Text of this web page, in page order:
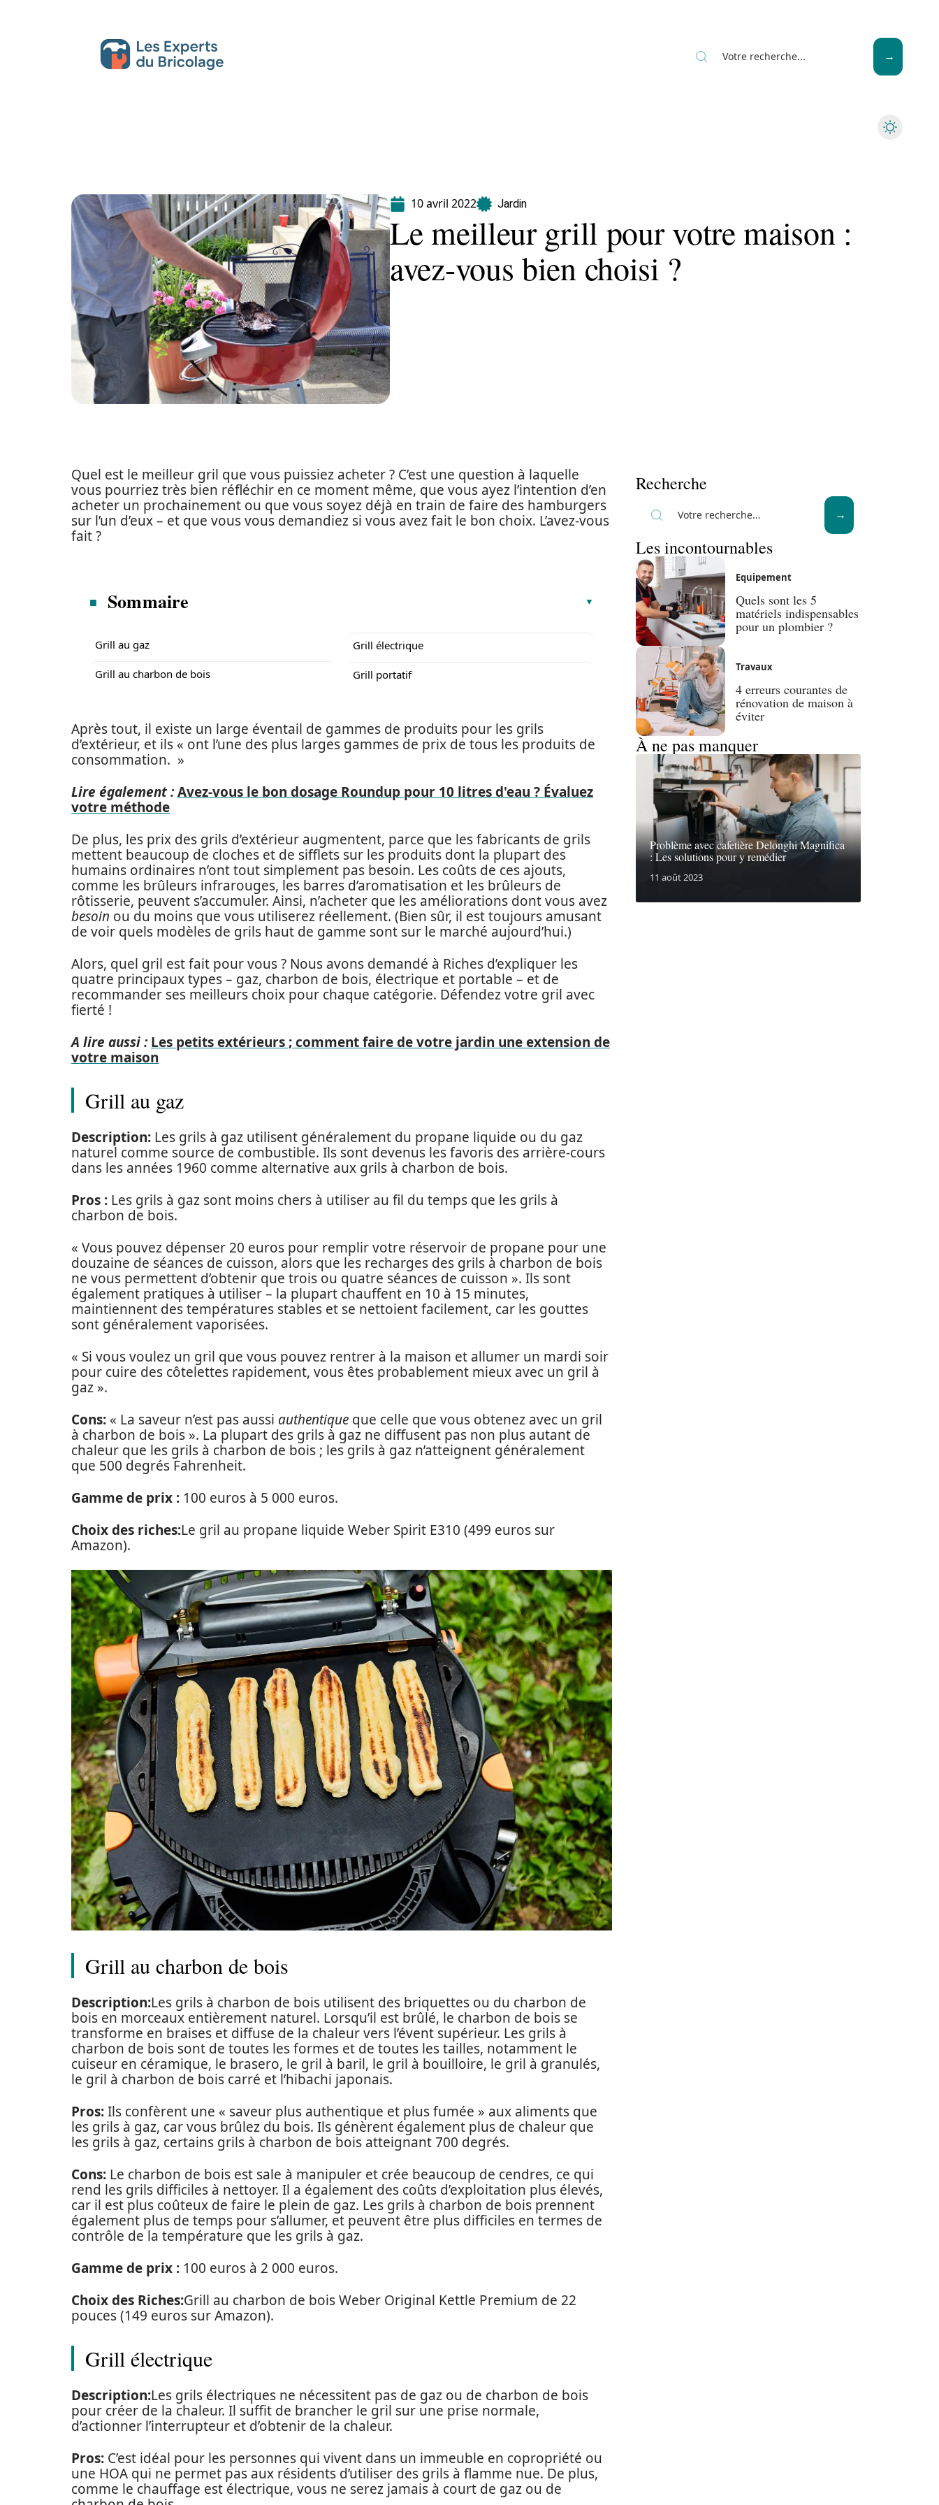
10 avril 2022 Jardin
Le meilleur grill pour votre maison :
avez-vous bien choisi ?
Quel est le meilleur gril que vous puissiez acheter ? C’est une question à laquelle
vous pourriez très bien réfléchir en ce moment même, que vous ayez l’intention d’en
acheter un prochainement ou que vous soyez déjà en train de faire des hamburgers
sur l’un d’eux – et que vous vous demandiez si vous avez fait le bon choix. L’avez-vous
fait ?
Sommaire
Grill au gaz
Grill au charbon de bois
Grill électrique
Grill portatif
Après tout, il existe un large éventail de gammes de produits pour les grils
d’extérieur, et ils « ont l’une des plus larges gammes de prix de tous les produits de
consommation. »
Lire également :Avez-vous le bon dosage Roundup pour 10 litres d'eau ? Évaluez
votre méthode
De plus, les prix des grils d’extérieur augmentent, parce que les fabricants de grils
mettent beaucoup de cloches et de sifflets sur les produits dont la plupart des
humains ordinaires n’ont tout simplement pas besoin. Les coûts de ces ajouts,
comme les brûleurs infrarouges, les barres d’aromatisation et les brûleurs de
rôtisserie, peuvent s’accumuler. Ainsi, n’acheter que les améliorations dont vous avez
besoin ou du moins que vous utiliserez réellement. (Bien sûr, il est toujours amusant
de voir quels modèles de grils haut de gamme sont sur le marché aujourd’hui.)
Alors, quel gril est fait pour vous ? Nous avons demandé à Riches d’expliquer les
quatre principaux types – gaz, charbon de bois, électrique et portable – et de
recommander ses meilleurs choix pour chaque catégorie. Défendez votre gril avec
fierté !
A lire aussi : Les petits extérieurs ; comment faire de votre jardin une extension de
votre maison
Grill au gaz
Description: Les grils à gaz utilisent généralement du propane liquide ou du gaz
naturel comme source de combustible. Ils sont devenus les favoris des arrière-cours
dans les années 1960 comme alternative aux grils à charbon de bois.
Pros : Les grils à gaz sont moins chers à utiliser au fil du temps que les grils à
charbon de bois.
« Vous pouvez dépenser 20 euros pour remplir votre réservoir de propane pour une
douzaine de séances de cuisson, alors que les recharges des grils à charbon de bois
ne vous permettent d’obtenir que trois ou quatre séances de cuisson ». Ils sont
également pratiques à utiliser – la plupart chauffent en 10 à 15 minutes,
maintiennent des températures stables et se nettoient facilement, car les gouttes
sont généralement vaporisées.
« Si vous voulez un gril que vous pouvez rentrer à la maison et allumer un mardi soir
pour cuire des côtelettes rapidement, vous êtes probablement mieux avec un gril à
gaz ».
Cons: « La saveur n’est pas aussi authentique que celle que vous obtenez avec un gril
à charbon de bois ». La plupart des grils à gaz ne diffusent pas non plus autant de
chaleur que les grils à charbon de bois ; les grils à gaz n’atteignent généralement
que 500 degrés Fahrenheit.
Gamme de prix : 100 euros à 5 000 euros.
Choix des riches:Le gril au propane liquide Weber Spirit E310 (499 euros sur
Amazon).
Grill au charbon de bois
Description:Les grils à charbon de bois utilisent des briquettes ou du charbon de
bois en morceaux entièrement naturel. Lorsqu’il est brûlé, le charbon de bois se
transforme en braises et diffuse de la chaleur vers l’évent supérieur. Les grils à
charbon de bois sont de toutes les formes et de toutes les tailles, notamment le
cuiseur en céramique, le brasero, le gril à baril, le gril à bouilloire, le gril à granulés,
le gril à charbon de bois carré et l’hibachi japonais.
Pros:Ils confèrent une « saveur plus authentique et plus fumée » aux aliments que
les grils à gaz, car vous brûlez du bois. Ils génèrent également plus de chaleur que
les grils à gaz, certains grils à charbon de bois atteignant 700 degrés.
Cons: Le charbon de bois est sale à manipuler et crée beaucoup de cendres, ce qui
rend les grils difficiles à nettoyer. Il a également des coûts d’exploitation plus élevés,
car il est plus coûteux de faire le plein de gaz. Les grils à charbon de bois prennent
également plus de temps pour s’allumer, et peuvent être plus difficiles en termes de
contrôle de la température que les grils à gaz.
Gamme de prix : 100 euros à 2 000 euros.
Choix des Riches:Grill au charbon de bois Weber Original Kettle Premium de 22
pouces (149 euros sur Amazon).
Grill électrique
Description:Les grils électriques ne nécessitent pas de gaz ou de charbon de bois
pour créer de la chaleur. Il suffit de brancher le gril sur une prise normale,
d’actionner l’interrupteur et d’obtenir de la chaleur.
Pros: C’est idéal pour les personnes qui vivent dans un immeuble en copropriété ou
une HOA qui ne permet pas aux résidents d’utiliser des grils à flamme nue. De plus,
comme le chauffage est électrique, vous ne serez jamais à court de gaz ou de
Recherche
Les incontournables
Equipement
Quels sont les 5
matériels indispensables
pour un plombier ?
Travaux
4 erreurs courantes de
rénovation de maison à
éviter
À ne pas manquer
Problème avec cafetière Delonghi Magnifica
: Les solutions pour y remédier
11 août 2023